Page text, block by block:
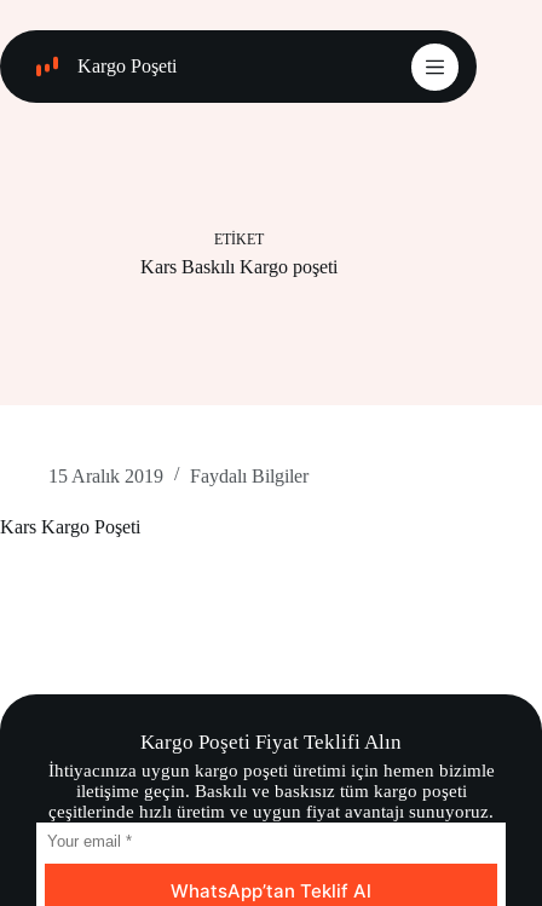
content
Kargo Poşeti
ETIKET
Kars Baskılı Kargo poşeti
15 Aralık 2019 Faydalı Bilgiler
Kars Kargo Poşeti
Kargo Poşeti Fiyat Teklifi Alın
İhtiyacınıza uygun kargo poşeti üretimi için hemen bizimle
iletişime geçin. Baskılı ve baskısız tüm kargo poşeti
çeşitlerinde hızlı üretim ve uygun fiyat avantajı sunuyoruz.
WhatsApp’tan Teklif Al